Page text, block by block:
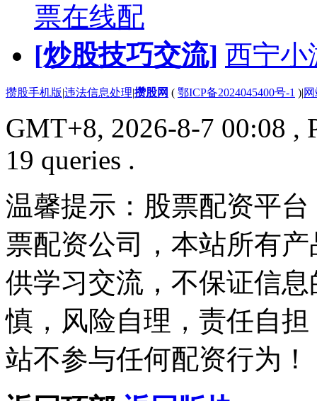
票在线配
[炒股技巧交流] 西宁小
攒股手机版|违法信息处理|攒股网 ( 鄂ICP备2024045400号-1 )|
GMT+8, 2026-8-7 00:08 ,
19 queries .
温馨提示：股票配资平
票配资公司，本站所有
供学习交流，不保证信
慎，风险自理，责任自
站不参与任何配资行为！